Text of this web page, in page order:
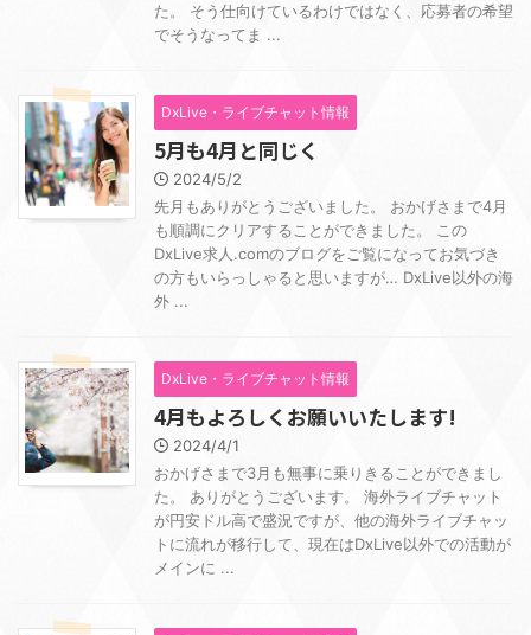
た。 そう仕向けているわけではなく、応募者の希望
でそうなってま ...
DxLive・ライブチャット情報
5月も4月と同じく
2024/5/2
先月もありがとうございました。 おかげさまで4月
も順調にクリアすることができました。 この
DxLive求人.comのブログをご覧になってお気づき
の方もいらっしゃると思いますが… DxLive以外の海
外 ...
DxLive・ライブチャット情報
4月もよろしくお願いいたします!
2024/4/1
おかげさまで3月も無事に乗りきることができまし
た。 ありがとうございます。 海外ライブチャット
が円安ドル高で盛況ですが、他の海外ライブチャッ
トに流れが移行して、現在はDxLive以外での活動が
メインに ...